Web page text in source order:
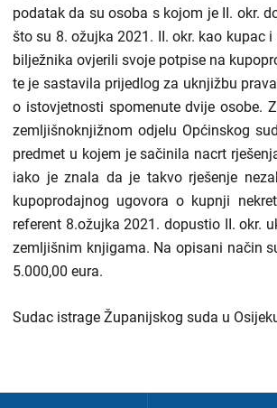
podatak da su osoba s kojom je II. okr.
što su 8. ožujka 2021. II. okr. kao kupac
bilježnika ovjerili svoje potpise na
te je sastavila prijedlog za uknjižbu
o istovjetnosti spomenute dvije osobe.
zemljišnoknjižnom odjelu Općinskog
predmet u kojem je sačinila nacrt
iako je znala da je takvo rješenje
kupoprodajnog ugovora o kupnji
referent 8.ožujka 2021. dopustio II. okr.
zemljišnim knjigama. Na opisani način
5.000,00 eura.
Sudac istrage Županijskog suda u